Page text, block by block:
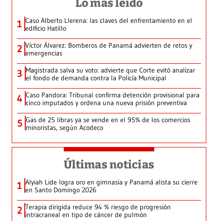
Lo más leído
1 Caso Alberto Llerena: las claves del enfrentamiento en el
edificio Hatillo
2 Víctor Álvarez: Bomberos de Panamá advierten de retos y
emergencias
3 Magistrada salva su voto: advierte que Corte evitó analizar
el fondo de demanda contra la Policía Municipal
4 Caso Pandora: Tribunal confirma detención provisional para
cinco imputados y ordena una nueva prisión preventiva
5 Gas de 25 libras ya se vende en el 95% de los comercios
minoristas, según Acodeco
Últimas noticias
1 Alyiah Lide logra oro en gimnasia y Panamá alista su cierre
en Santo Domingo 2026
2 Terapia dirigida reduce 94 % riesgo de progresión
intracraneal en tipo de cáncer de pulmón